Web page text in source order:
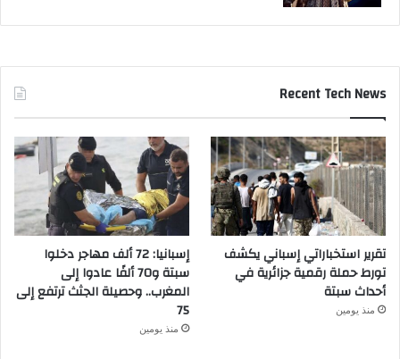
Recent Tech News
تقرير استخباراتي إسباني يكشف
تورط حملة رقمية جزائرية في
أحداث سبتة
منذ يومين
إسبانيا: 72 ألف مهاجر دخلوا
سبتة و70 ألفًا عادوا إلى
المغرب.. وحصيلة الجثث ترتفع إلى
75
منذ يومين